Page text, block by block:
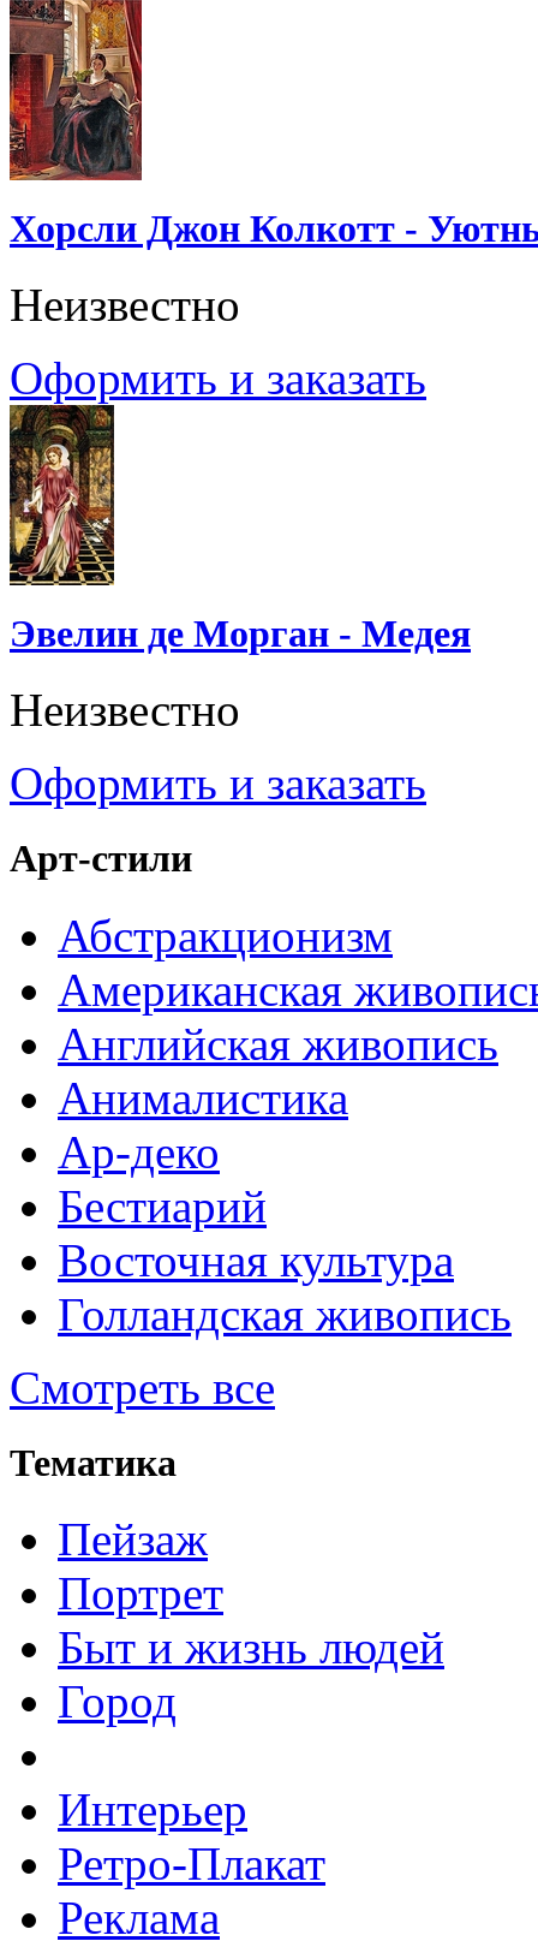
Хорсли Джон Колкотт -
Неизвестно
Оформить и заказать
Эвелин де Морган - Медея
Неизвестно
Оформить и заказать
Арт-стили
Абстракционизм
Американская
Английская живопись
Анималистика
Ар-деко
Бестиарий
Восточная культура
Голландская живопись
Смотреть все
Тематика
Пейзаж
Портрет
Быт и жизнь людей
Город
Интерьер
Ретро-Плакат
Реклама